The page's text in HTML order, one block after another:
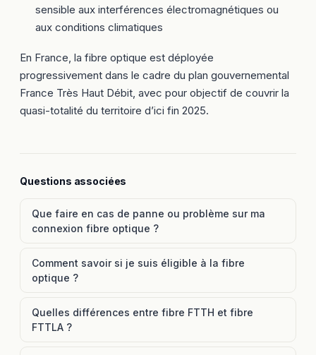
sensible aux interférences électromagnétiques ou
aux conditions climatiques
En France, la fibre optique est déployée
progressivement dans le cadre du plan gouvernemental
France Très Haut Débit, avec pour objectif de couvrir la
quasi-totalité du territoire d’ici fin 2025.
Questions associées
Que faire en cas de panne ou problème sur ma
connexion fibre optique ?
Comment savoir si je suis éligible à la fibre
optique ?
Quelles différences entre fibre FTTH et fibre
FTTLA ?